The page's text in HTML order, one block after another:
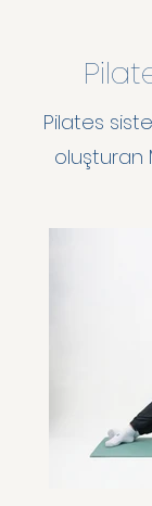
Pilates
oluşturan